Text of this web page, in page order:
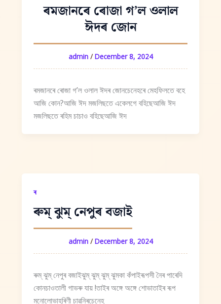
ৰমজানৰে ৰোজা গʼল ওলাল
ঈদৰ জোন
admin /December 8, 2024
ৰমজানৰে ৰোজা গʼল ওলাল ঈদৰ জোনচেনেহৰে মেহফিলতে বহে
আজি কোন?আজি ঈদ মজলিছতে একেলগে বহিছেআজি ঈদ
মজলিছতে ৰহিম চাচাও বহিছেআজি ঈদ
ৰ
ৰুম্‌ ঝুম্‌ নেপুৰ বজাই
admin /December 8, 2024
ৰুম্‌ ঝুম্‌ নেপুৰ বজাইঝুম্‌ ঝুম্‌ ঝুম্‌ ঝুমকা কঁপাইৰূপসী নৈৰ পাৰেদি
কোনচাওতালী গাভৰু যায় !তাইৰ অঙ্গে অঙ্গে শোভাতাইৰ ৰূপ
মনোলোভাহৰিণী চাৱনিৰচেনেহ